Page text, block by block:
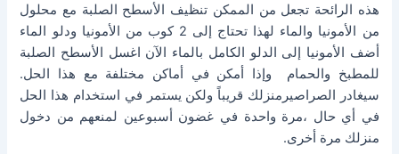
هذه الرائحة تجعل من الممكن تنظيف الأسطح الصلبة مع محلول
من الأمونيا والماء لهذا تحتاج إلى 2 كوب من الأمونيا ودلو الماء
أضف الأمونيا إلى الدلو الكامل بالماء الآن اغسل الأسطح الصلبة
للمطبخ والحمام وإذا أمكن في أماكن مختلفة مع هذا الحل.
سيغادر الصراصيرمنزلك قريباً ولكن يستمر في استخدام هذا الحل
في أي حال ،مرة واحدة في غضون أسبوعين لمنعهم من دخول
منزلك مرة أخرى.